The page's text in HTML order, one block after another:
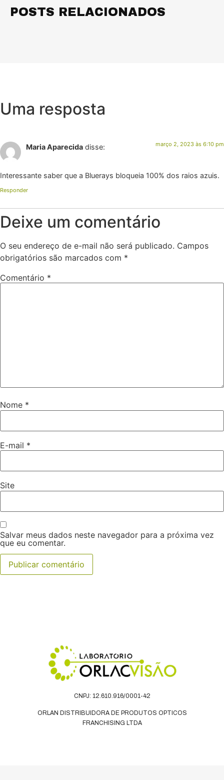
POSTS RELACIONADOS
Uma resposta
Maria Aparecida disse: março 2, 2023 às 6:10 pm
Interessante saber que a Bluerays bloqueia 100% dos raios azuis.
Responder
Deixe um comentário
O seu endereço de e-mail não será publicado. Campos
obrigatórios são marcados com *
Comentário *
Nome *
E-mail *
Site
Salvar meus dados neste navegador para a próxima vez
que eu comentar.
CNPJ: 12.610.916/0001-42
ORLAN DISTRIBUIDORA DE PRODUTOS OPTICOS
FRANCHISING LTDA